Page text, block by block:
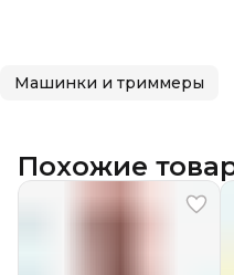
Машинки и триммеры
Похожие